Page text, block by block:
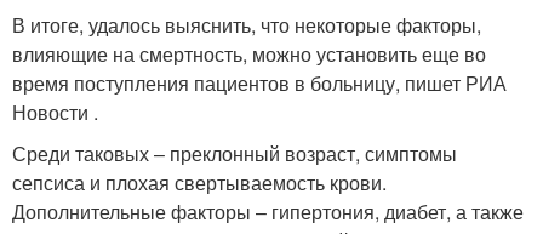
В итоге, удалось выяснить, что некоторые факторы,
влияющие на смертность, можно установить еще во
время поступления пациентов в больницу, пишет РИА
Новости .
Среди таковых – преклонный возраст, симптомы
сепсиса и плохая свертываемость крови.
Дополнительные факторы – гипертония, диабет, а также